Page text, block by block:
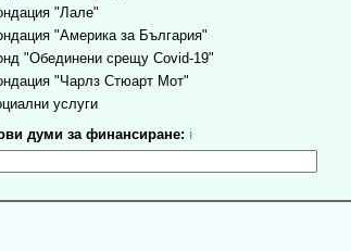
"Лале"
"Америка за България"
"Обединени срещу Covid-19"
"Чарлз Стюарт Мот"
услуги
думи за финансиране: ℹ